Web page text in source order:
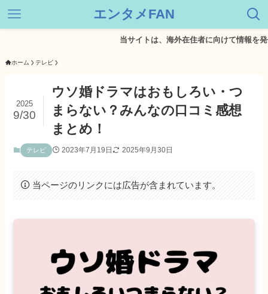
エンタメFAN
当サイトは、海外在住者に向けて情報を発信してい
ホーム テレビ
ウソ婚ドラマはおもしろい・つ
まらない？みんなの口コミ感想
まとめ！
2025
9/30
テレビ 2023年7月19日 2025年9月30日
当ページのリンクには広告が含まれています。